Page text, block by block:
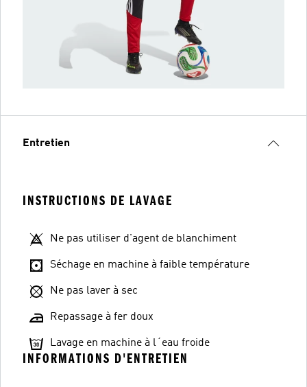
Entretien
INSTRUCTIONS DE LAVAGE
Ne pas utiliser d'agent de blanchiment
Séchage en machine à faible température
Ne pas laver à sec
Repassage à fer doux
Lavage en machine à l´eau froide
INFORMATIONS D'ENTRETIEN